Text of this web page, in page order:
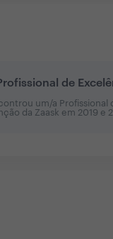
de
um/a
da Zaask em 2019 e